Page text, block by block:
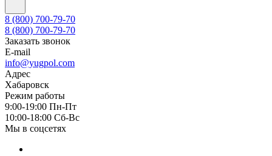
8 (800) 700-79-70
8 (800) 700-79-70
Заказать звонок
E-mail
info@yugpol.com
Адрес
Хабаровск
Режим работы
9:00-19:00 Пн-Пт
10:00-18:00 Cб-Вс
Мы в соцсетях